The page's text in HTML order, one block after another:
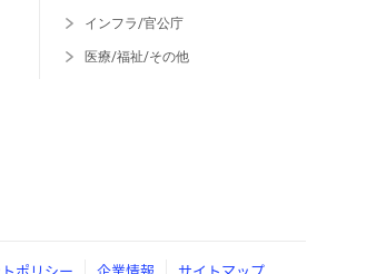
インフラ/官公庁
医療/福祉/その他